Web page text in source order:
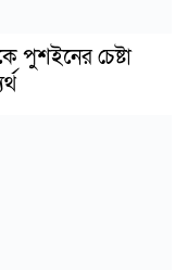
পুশইনের চেষ্টা